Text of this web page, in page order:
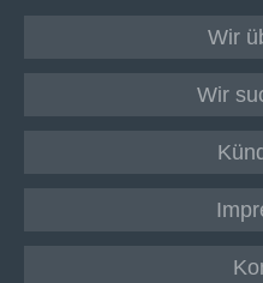
Wir
Wir